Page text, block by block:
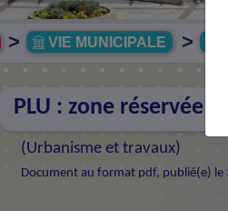
> VIE MUNICIPALE >
PLU : zone réservée -
(Urbanisme et travaux)
Document au format pdf, publié(e)